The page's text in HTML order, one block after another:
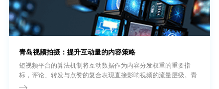
青岛视频拍摄：提升互动量的内容策略
短视频平台的算法机制将互动数据作为内容分发权重的重要指
标，评论、转发与点赞的复合表现直接影响视频的流量层级。青
岛视频拍摄团队在内容策划阶段即需将互动设计纳入创作流程，